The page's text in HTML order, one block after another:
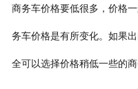
商务车价格要低很多，价格
务车价格是有所变化。如果
全可以选择价格稍低一些的